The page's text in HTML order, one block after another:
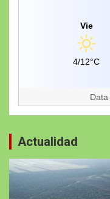
Vie
4/12°C
Actualidad